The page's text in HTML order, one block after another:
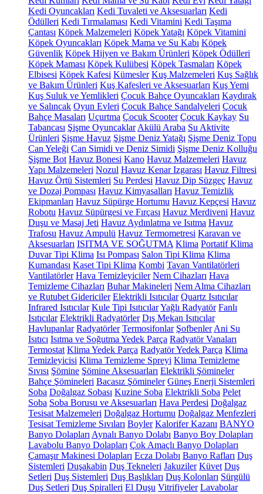
Kedi Oyuncakları Kedi Tuvaleti ve Aksesuarları Kedi
Ödülleri Kedi Tırmalaması Kedi Vitamini Kedi Taşıma
Çantası Köpek Malzemeleri Köpek Yatağı Köpek Vitamini
Köpek Oyuncakları Köpek Mama ve Su Kabı Köpek
Güvenlik Köpek Hijyen ve Bakım Ürünleri Köpek Ödülleri
Köpek Maması Köpek Kulübesi Köpek Tasmaları Köpek
Elbisesi Köpek Kafesi Kümesler Kuş Malzemeleri Kuş Sağlık
ve Bakım Ürünleri Kuş Kafesleri ve Aksesuarları Kuş Yemi
Kuş Suluk ve Yemlikleri Çocuk Bahçe Oyuncakları Kaydırak
ve Salıncak Oyun Evleri Çocuk Bahçe Sandalyeleri Çocuk
Bahçe Masaları Uçurtma Çocuk Scooter Çocuk Kaykay Su
Tabancası Şişme Oyuncaklar Akülü Araba Su Aktivite
Ürünleri Şişme Havuz Şişme Deniz Yatağı Şişme Deniz Topu
Can Yeleği Can Simidi ve Deniz Simidi Şişme Deniz Kolluğu
Şişme Bot Havuz Bonesi Kano Havuz Malzemeleri Havuz
Yapı Malzemeleri Nozul Havuz Kenar Izgarası Havuz Filtresi
Havuz Örtü Sistemleri Su Perdesi Havuz Dip Süzgeç Havuz
ve Dozaj Pompası Havuz Kimyasalları Havuz Temizlik
Ekipmanları Havuz Süpürge Hortumu Havuz Kepçesi Havuz
Robotu Havuz Süpürgesi ve Fırçası Havuz Merdiveni Havuz
Duşu ve Masaj Jeti Havuz Aydınlatma ve Isıtma Havuz
Trafosu Havuz Ampulü Havuz Termometresi Karavan ve
Aksesuarları ISITMA VE SOĞUTMA Klima Portatif Klima
Duvar Tipi Klima Isı Pompası Salon Tipi Klima Klima
Kumandası Kaset Tipi Klima Kombi Tavan Vantilatörleri
Vantilatörler Hava Temizleyiciler Nem Cihazları Hava
Temizleme Cihazları Buhar Makineleri Nem Alma Cihazları
ve Rutubet Gidericiler Elektrikli Isıtıcılar Quartz Isıtıcılar
Infrared Isıtıcılar Kule Tipi IsıtıcılarYağlı Radyatör Fanlı
Isıtıcılar Elektrikli Radyatörler Dış Mekan Isıtıcılar
Havlupanlar Radyatörler Termosifonlar Şofbenler Ani Su
Isıtıcı Isıtma ve Soğutma Yedek Parça Radyatör Vanaları
Termostat Klima Yedek Parça Radyatör Yedek Parça Klima
Temizleyicisi Klima Temizleme Spreyi Klima Temizleme
Sıvısı Şömine Şömine Aksesuarları Elektrikli Şömineler
Bahçe Şömineleri Bacasız Şömineler Güneş Enerji Sistemleri
Soba Doğalgaz Sobası Kuzine Soba Elektrikli Soba Pelet
Soba Soba Borusu ve Aksesuarları Hava Perdesi Doğalgaz
Tesisat Malzemeleri Doğalgaz Hortumu Doğalgaz Menfezleri
Tesisat Temizleme Sıvıları Boyler Kalorifer Kazanı BANYO
Banyo Dolapları Aynalı Banyo Dolabı Banyo Boy Dolapları
Lavabolu Banyo Dolapları Çok Amaçlı Banyo Dolapları
Çamaşır Makinesi Dolapları Ecza Dolabı Banyo Rafları Duş
Sistemleri Duşakabin Duş Tekneleri Jakuziler Küvet Duş
Setleri Duş Sistemleri Duş Başlıkları Duş Kolonları Sürgülü
Duş Setleri Duş Spiralleri El Duşu Vitrifiyeler Lavabolar